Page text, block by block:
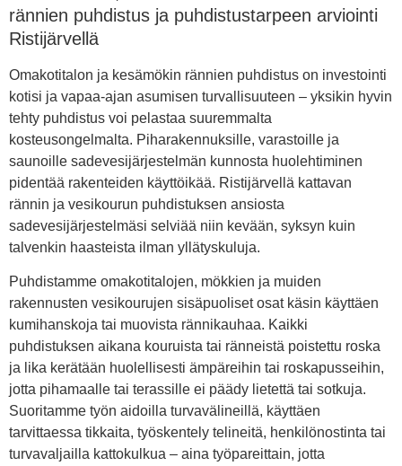
rännien puhdistus ja puhdistustarpeen arviointi
Ristijärvellä
Omakotitalon ja kesämökin rännien puhdistus on investointi
kotisi ja vapaa-ajan asumisen turvallisuuteen – yksikin hyvin
tehty puhdistus voi pelastaa suuremmalta
kosteusongelmalta. Piharakennuksille, varastoille ja
saunoille sadevesijärjestelmän kunnosta huolehtiminen
pidentää rakenteiden käyttöikää. Ristijärvellä kattavan
rännin ja vesikourun puhdistuksen ansiosta
sadevesijärjestelmäsi selviää niin kevään, syksyn kuin
talvenkin haasteista ilman yllätyskuluja.
Puhdistamme omakotitalojen, mökkien ja muiden
rakennusten vesikourujen sisäpuoliset osat käsin käyttäen
kumihanskoja tai muovista rännikauhaa. Kaikki
puhdistuksen aikana kouruista tai ränneistä poistettu roska
ja lika kerätään huolellisesti ämpäreihin tai roskapusseihin,
jotta pihamaalle tai terassille ei päädy lietettä tai sotkuja.
Suoritamme työn aidoilla turvavälineillä, käyttäen
tarvittaessa tikkaita, työskentely telineitä, henkilönostinta tai
turvavaljailla kattokulkua – aina työpareittain, jotta